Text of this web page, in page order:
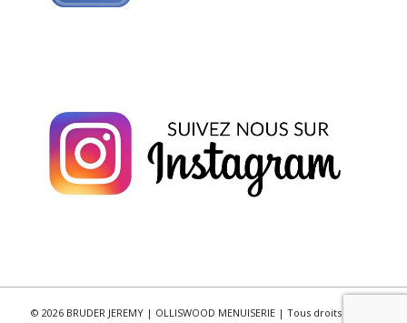
© 2026 BRUDER JEREMY | OLLISWOOD MENUISERIE | Tous droits